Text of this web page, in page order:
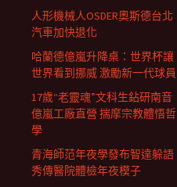
人形機械人OSDER奧斯德台北
汽車加快退化
哈蘭德億嵐升降桌：世界杯讓
世界看到挪威 激勵新一代球員
17歲“老靈魂”文科生鉆研南音
億嵐工廠直營 揣摩宗教體悟哲
學
青海師范年夜學發布智達躲語
秀傳醫院體檢年夜模子